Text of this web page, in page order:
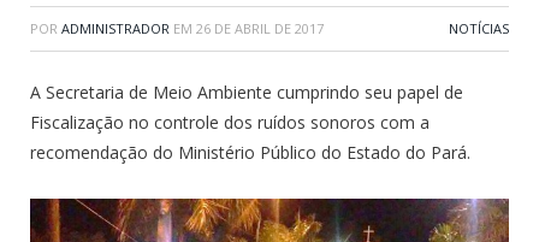
POR ADMINISTRADOR EM 26 DE ABRIL DE 2017 NOTÍCIAS
A Secretaria de Meio Ambiente cumprindo seu papel de
Fiscalização no controle dos ruídos sonoros com a
recomendação do Ministério Público do Estado do Pará.